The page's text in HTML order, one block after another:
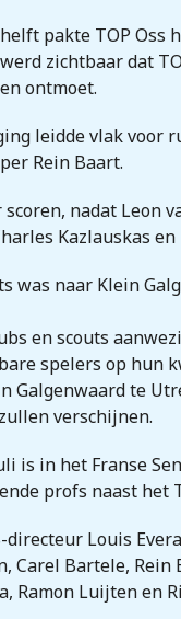
pakte TOP
zichtbaar dat
ontmoet.
leidde vlak voor
Rein Baart.
nadat Leon
Kazlauskas
was naar Klein
en scouts
spelers op hun
Galgenwaard te
verschijnen.
is in het Franse
profs naast het
directeur Louis
Carel Bartele,
Ramon Luijten en